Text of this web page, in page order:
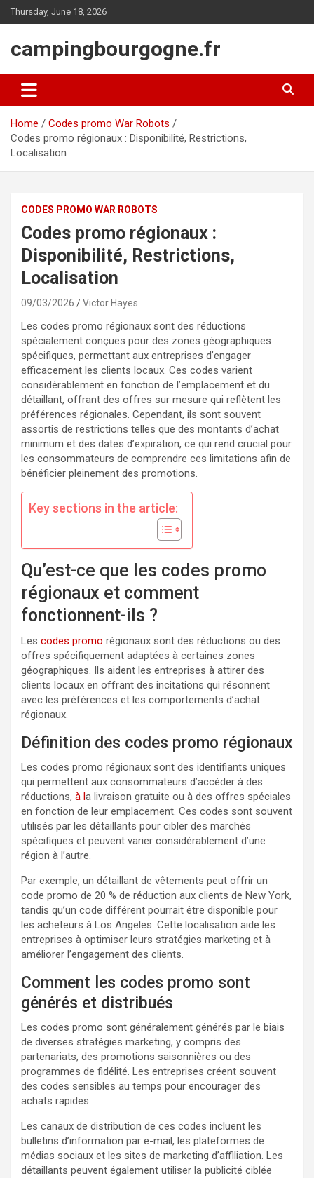
Skip
to
Thursday, June 18, 2026
campingbourgogne.fr
Home
Codes promo War Robots
Codes promo régionaux : Disponibilité, Restrictions,
Localisation
CODES PROMO WAR ROBOTS
Codes promo régionaux :
Disponibilité, Restrictions,
Localisation
09/03/2026 Victor Hayes
Les codes promo régionaux sont des réductions
spécialement conçues pour des zones géographiques
spécifiques, permettant aux entreprises d’engager
efficacement les clients locaux. Ces codes varient
considérablement en fonction de l’emplacement et du
détaillant, offrant des offres sur mesure qui reflètent les
préférences régionales. Cependant, ils sont souvent
assortis de restrictions telles que des montants d’achat
minimum et des dates d’expiration, ce qui rend crucial pour
les consommateurs de comprendre ces limitations afin de
bénéficier pleinement des promotions.
Key sections in the article:
Qu’est-ce que les codes promo
régionaux et comment
fonctionnent-ils ?
Les codes promo régionaux sont des réductions ou des
offres spécifiquement adaptées à certaines zones
géographiques. Ils aident les entreprises à attirer des
clients locaux en offrant des incitations qui résonnent
avec les préférences et les comportements d’achat
régionaux.
Définition des codes promo régionaux
Les codes promo régionaux sont des identifiants uniques
qui permettent aux consommateurs d’accéder à des
réductions, à la livraison gratuite ou à des offres spéciales
en fonction de leur emplacement. Ces codes sont souvent
utilisés par les détaillants pour cibler des marchés
spécifiques et peuvent varier considérablement d’une
région à l’autre.
Par exemple, un détaillant de vêtements peut offrir un
code promo de 20 % de réduction aux clients de New York,
tandis qu’un code différent pourrait être disponible pour
les acheteurs à Los Angeles. Cette localisation aide les
entreprises à optimiser leurs stratégies marketing et à
améliorer l’engagement des clients.
Comment les codes promo sont
générés et distribués
Les codes promo sont généralement générés par le biais
de diverses stratégies marketing, y compris des
partenariats, des promotions saisonnières ou des
programmes de fidélité. Les entreprises créent souvent
des codes sensibles au temps pour encourager des
achats rapides.
Les canaux de distribution de ces codes incluent les
bulletins d’information par e-mail, les plateformes de
médias sociaux et les sites de marketing d’affiliation. Les
détaillants peuvent également utiliser la publicité ciblée